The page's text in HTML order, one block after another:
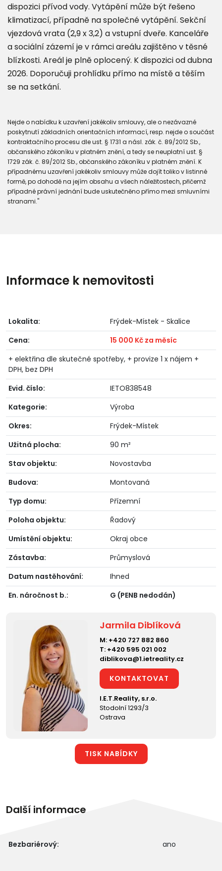
dispozici přívod vody. Vytápění může být řešeno
klimatizací, případně na společné vytápění. Sekční
vjezdová vrata (2,9 x 3,2) a vstupní dveře. Kanceláře
a sociální zázemí je v rámci areálu zajištěno v těsné
blízkosti. Areál je plně oplocený. K dispozici od dubna
2026. Doporučuji prohlídku přímo na místě a těším
se na setkání.
Nejde o nabídku k uzavření jakékoliv smlouvy, ale o nezávazné
poskytnutí základních orientačních informací, resp. nejde o součást
kontraktačního procesu dle ust. § 1731 a násl. zák. č. 89/2012 Sb.,
občanského zákoníku v platném znění, a tedy se neuplatní ust. §
1729 zák. č. 89/2012 Sb., občanského zákoníku v platném znění. K
případnému uzavření jakékoliv smlouvy může dojít toliko v listinné
formě, po dohodě na jejím obsahu a všech náležitostech, přičemž
případné právní jednání bude uskutečněno přímo mezi smluvními
stranami."
Informace k nemovitosti
Lokalita:
Frýdek-Místek - Skalice
Cena:
15 000 Kč za měsíc
+ elektřina dle skutečné spotřeby, + provize 1 x nájem +
DPH, bez DPH
Evid. číslo:
IETO838548
Kategorie:
Výroba
Okres:
Frýdek-Místek
Užitná plocha:
90 m²
Stav objektu:
Novostavba
Budova:
Montovaná
Typ domu:
Přízemní
Poloha objektu:
Řadový
Umístění objektu:
Okraj obce
Zástavba:
Průmyslová
Datum nastěhování:
Ihned
En. náročnost b.:
G (PENB nedodán)
Jarmila Diblíková
M: +420 727 882 860
T: +420 595 021 002
diblikova@1.ietreality.cz
KONTAKTOVAT
I.E.T.Reality, s.r.o.
Stodolní 1293/3
Ostrava
TISK NABÍDKY
Další informace
Bezbariérový: ano